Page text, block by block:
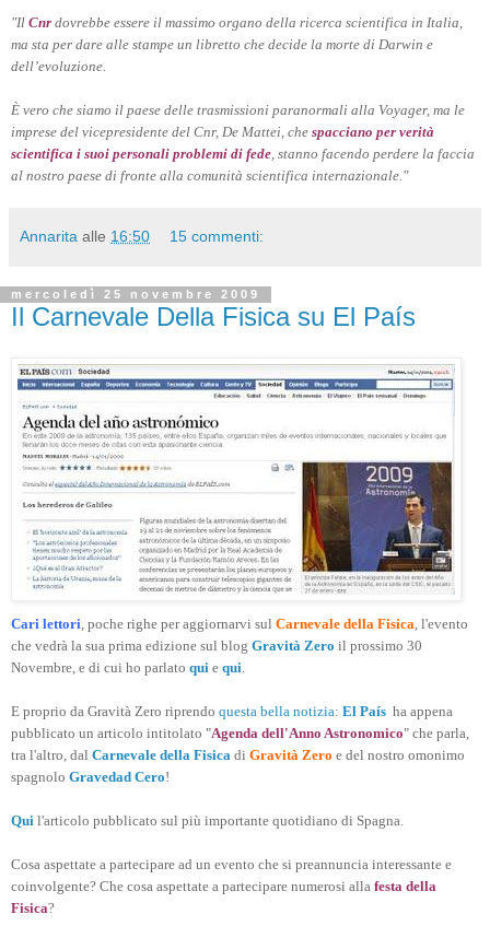
"Il Cnr dovrebbe essere il massimo organo della ricerca scientifica in Italia,
ma sta per dare alle stampe un libretto che decide la morte di Darwin e
dell’evoluzione.
È vero che siamo il paese delle trasmissioni paranormali alla Voyager, ma le
imprese del vicepresidente del Cnr, De Mattei, che spacciano per verità
scientifica i suoi personali problemi di fede , stanno facendo perdere la faccia
al nostro paese di fronte alla comunità scientifica internazionale."
Annarita alle 16:50 15 commenti:
mercoledì 25 novembre 2009
Il Carnevale Della Fisica su El País
Cari lettori, poche righe per aggiornarvi sul Carnevale della Fisica, l'evento
che vedrà la sua prima edizione sul blog Gravità Zero il prossimo 30
Novembre, e di cui ho parlato qui e qui.
E proprio da Gravità Zero riprendo questa bella notizia: El País ha appena
pubblicato un articolo intitolato "Agenda dell'Anno Astronomico" che parla,
tra l'altro, dal Carnevale della Fisica di Gravità Zero e del nostro omonimo
spagnolo Gravedad Cero!
Qui l'articolo pubblicato sul più importante quotidiano di Spagna.
Cosa aspettate a partecipare ad un evento che si preannuncia interessante e
coinvolgente? Che cosa aspettate a partecipare numerosi alla festa della
Fisica?